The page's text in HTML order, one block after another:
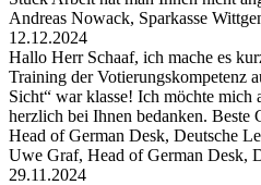
Andreas Nowack, Sparkasse
12.12.2024
Hallo Herr Schaaf, ich mache es
Training der Votierungskompetenz
Sicht“ war klasse! Ich möchte mich
herzlich bei Ihnen bedanken. Beste
Head of German Desk, Deutsche
Uwe Graf, Head of German Desk,
29.11.2024